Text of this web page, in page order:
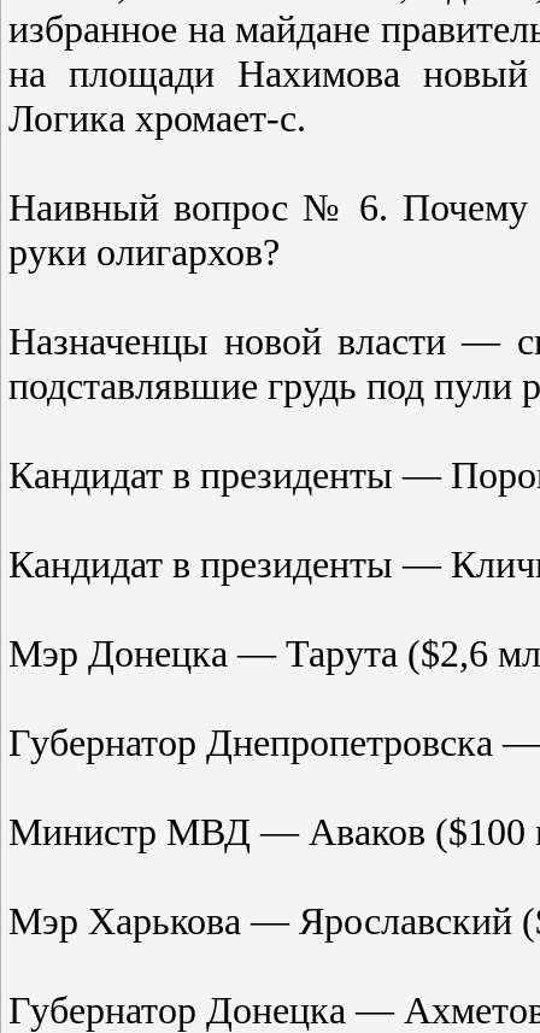
избранное на майдане
на площади Нахимова
Логика хромает-с.
Наивный вопрос № 6. Почему
руки олигархов?
Назначенцы новой власти —
подставлявшие грудь под пули
Кандидат в президенты —
Кандидат в президенты —
Мэр Донецка — Тарута ($2,6
Губернатор Днепропетровска
Министр МВД — Аваков ($100
Мэр Харькова — Ярославский
Губернатор Донецка —